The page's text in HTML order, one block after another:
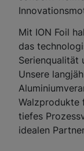
Mit ION Foil
das
Serienqualität
Unsere
Walzprodukte
tiefes
idealen